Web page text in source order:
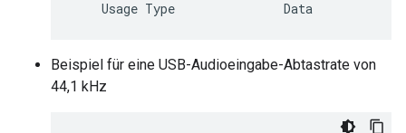
Beispiel für eine USB-Audioeingabe-Abtastrate von
44,1 kHz